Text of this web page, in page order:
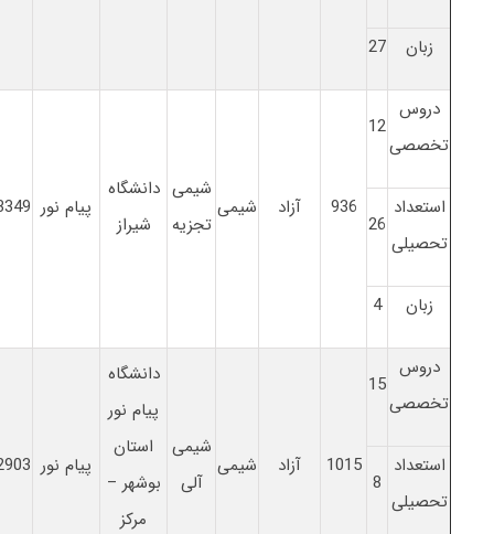
زبان 27
دروس
تخصصی
12
936 آزاد شیمی
شیمی
تجزیه
دانشگاه
شیراز
پیام نور
استعداد
تحصیلی
26
زبان 4
دروس
تخصصی
15
1015 آزاد شیمی
شیمی
آلی
دانشگاه
پیام نور
استان
بوشهر –
مرکز
پیام نور
استعداد
تحصیلی
8